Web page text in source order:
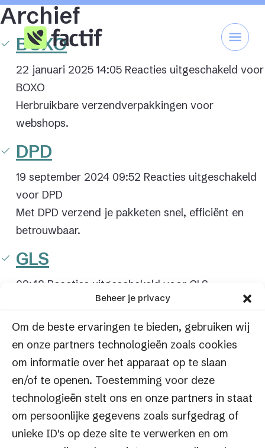
Beheer je privacy
Om de beste ervaringen te bieden, gebruiken wij
en onze partners technologieën zoals cookies
om informatie over het apparaat op te slaan
en/of te openen. Toestemming voor deze
technologieën stelt ons en onze partners in staat
om persoonlijke gegevens zoals surfgedrag of
unieke ID's op deze site te verwerken en om
Archief
BOXO
22 januari 2025 14:05 Reacties uitgeschakeld voor
BOXO
Herbruikbare verzendverpakkingen voor
webshops.
DPD
19 september 2024 09:52 Reacties uitgeschakeld
voor DPD
Met DPD verzend je pakketen snel, efficiënt en
betrouwbaar.
GLS
09:48 Reacties uitgeschakeld voor GLS
GLS biedt betrouwbare en efficiënte bezorging
voor webshops.
UPS
09:39Reacties uitgeschakeldvoor UPS
UPS biedt snelle en betrouwbare
verzendmogelijkheden voor webshops.
Post NL